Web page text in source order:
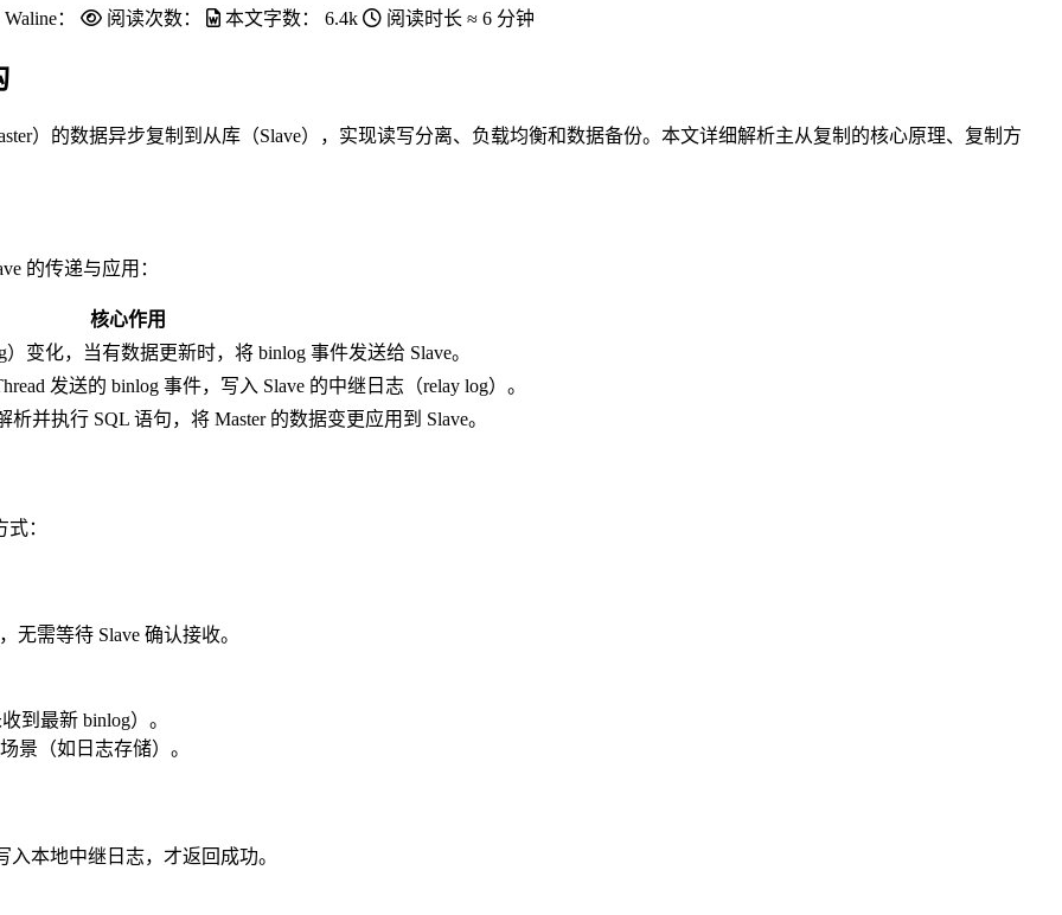
Waline： 阅读次数： 本文字数： 6.4k 阅读时长 ≈ 6 分钟
）的数据异步复制到从库（Slave），实现读写分离、负载均衡和数据备份。本文详细解析主从复制的核心原理、复制方
的传递与应用：
核心作用
变化，当有数据更新时，将 binlog 事件发送给 Slave。
发送的 binlog 事件，写入 Slave 的中继日志（relay log）。
并执行 SQL 语句，将 Master 的数据变更应用到 Slave。
：
无需等待 Slave 确认接收。
到最新 binlog）。
景（如日志存储）。
入本地中继日志，才返回成功。